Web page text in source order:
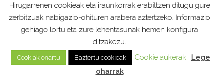
Hirugarrenen cookieak eta iraunkorrak erabiltzen ditugu gure
zerbitzuak nabigazio-ohituren arabera aztertzeko. Informazio
gehiago lortu eta zure lehentasunak hemen konfigura
ditzakezu.
Cookiak onartu Baztertu cookieak Cookie aukerak
Lege
oharrak